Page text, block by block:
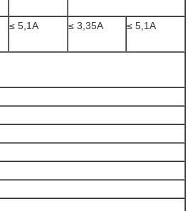
≤ 5,1A ≤ 3,35А ≤ 5,1A